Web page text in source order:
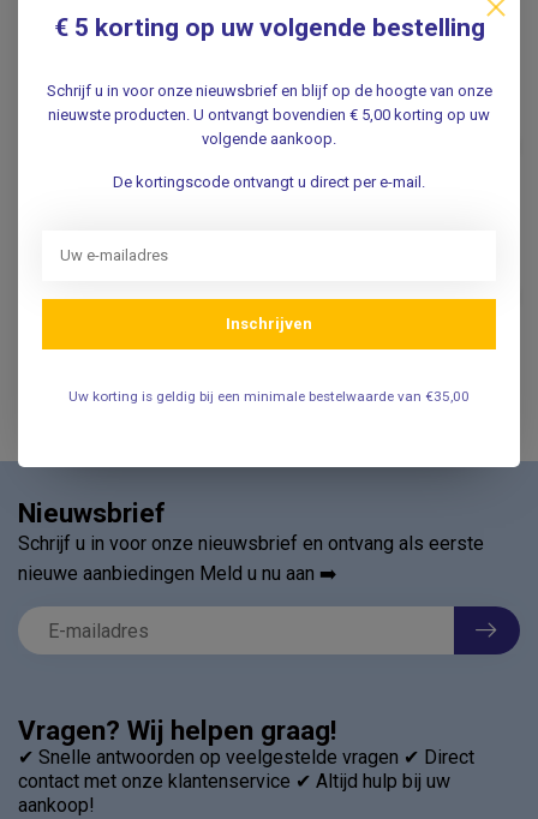
.
FRIPA
Fripa Fripa metalen
wandhouder voor
FRIPA
voor papieren handdoekjes
€42,95
Vragen? Wij helpen graag!
✔ Snelle antwoorden op veelgestelde vragen ✔ Direct
contact met onze klantenservice ✔ Altijd hulp bij uw
aankoop!
Nieuwsbrief
Schrijf u in voor onze nieuwsbrief en ontvang als eerste
nieuwe aanbiedingen Meld u nu aan ➡️
€ 5 korting op uw volgende bestelling
Schrijf u in voor onze nieuwsbrief en blijf op de hoogte van onze
nieuwste producten. U ontvangt bovendien € 5,00 korting op uw
volgende aankoop.
De kortingscode ontvangt u direct per e-mail.
Inschrijven
Uw korting is geldig bij een minimale bestelwaarde van €35,00